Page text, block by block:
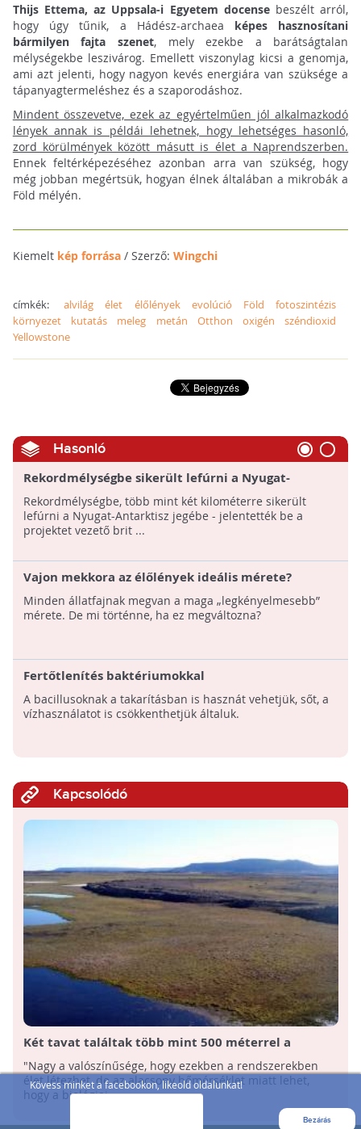
Kövess minket a facebookon, likeold oldalunkat!
Bezárás
Thijs Ettema, az Uppsala-i Egyetem docensebeszélt arról,
hogy úgy tűnik, a Hádész-archaea képes hasznosítani
bármilyen fajta szenet, mely ezekbe a barátságtalan
mélységekbe leszivárog. Emellett viszonylag kicsi a genomja,
ami azt jelenti, hogy nagyon kevés energiára van szüksége a
tápanyagtermeléshez és a szaporodáshoz.
Mindent összevetve, ezek az egyértelműen jól alkalmazkodó
lények annak is példái lehetnek, hogy lehetséges hasonló,
zord körülmények között másutt is élet a Naprendszerben.
Ennek feltérképezéséhez azonban arra van szükség, hogy
még jobban megértsük, hogyan élnek általában a mikrobák a
Föld mélyén.
Kiemelt kép forrása/ Szerző: Wingchi
címkék:alvilág élet élőlények evolúció Föld
fotoszintézis
környezet
kutatás meleg metán Otthon oxigén
széndioxid
Yellowstone
Hasonló
Rekordmélységbe sikerült lefúrni a Nyugat-
Antarktisz jegébe
Rekordmélységbe, több mint két kilométerre sikerült
lefúrni a Nyugat-Antarktisz jegébe - jelentették be a
projektet vezető brit ...
Vajon mekkora az élőlények ideális mérete?
Minden állatfajnak megvan a maga „legkényelmesebb”
mérete. De mi történne, ha ez megváltozna?
Fertőtlenítés baktériumokkal
A bacillusoknak a takarításban is hasznát vehetjük, sőt, a
vízhasználatot is csökkenthetjük általuk.
Kapcsolódó
Két tavat találtak több mint 500 méterrel a
kanadai jégtakaró alatt
"Nagy a valószínűsége, hogy ezekben a rendszerekben
élet létezhet, de az alacsony hőmérséklet miatt lehet,
hogy a biológiai ...